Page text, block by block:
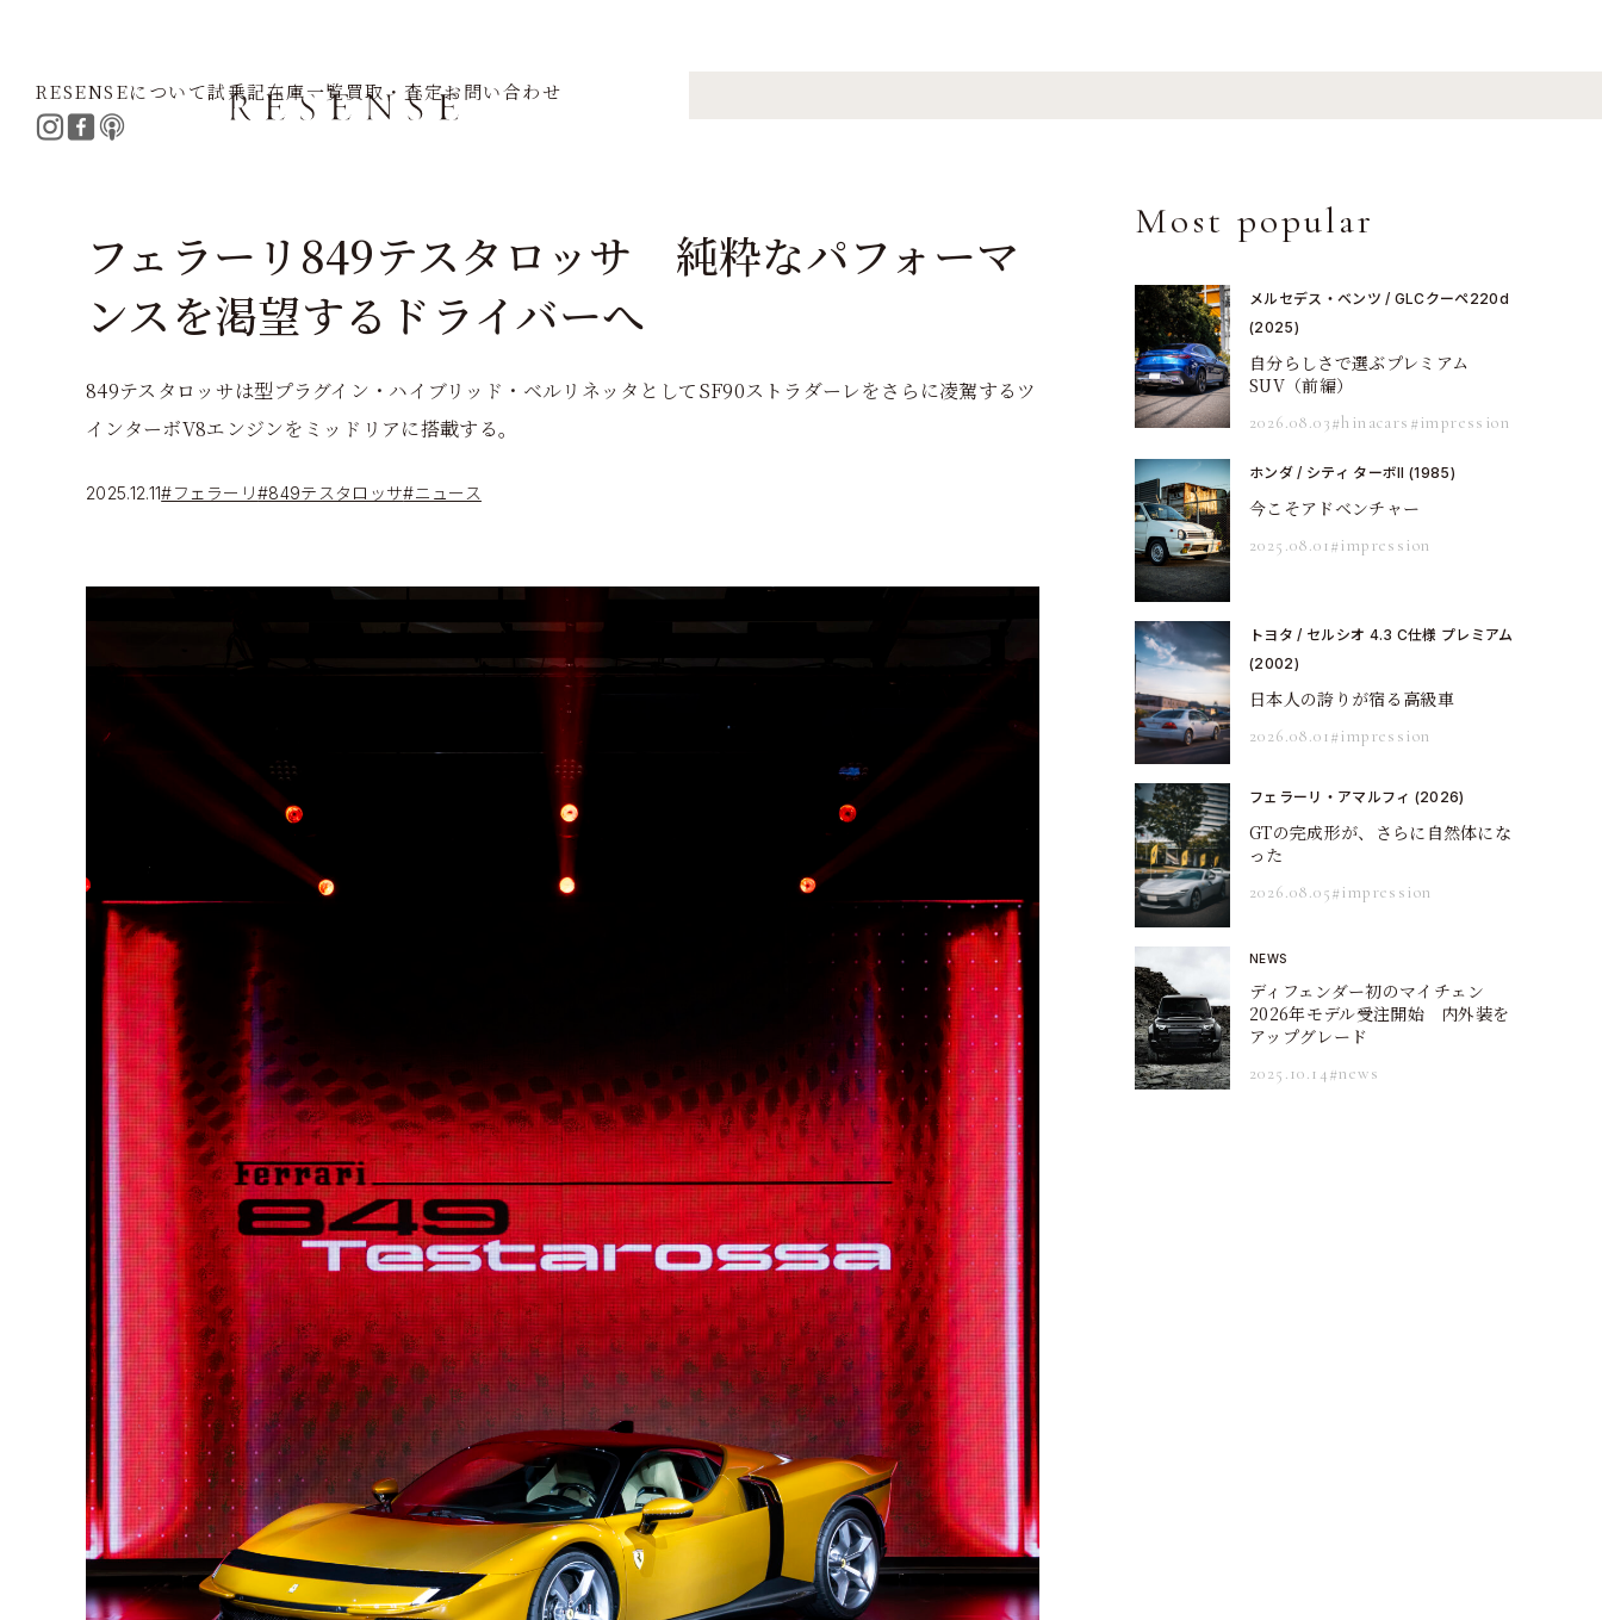
RESENSEについて試乗記在庫一覧買取・査定お問い合わせ
Home Journal フェラーリ 849テスタロッサ
フェラーリ849テスタロッサ 純粋なパフォーマ
ンスを渇望するドライバーへ
849テスタロッサは型プラグイン・ハイブリッド・ベルリネッタとしてSF90ストラダーレをさらに凌駕するツ
インターボV8エンジンをミッドリアに搭載する。
2025.12.11#フェラーリ#849テスタロッサ#ニュース
Most popular
メルセデス・ベンツ / GLCクーペ220d
(2025)
自分らしさで選ぶプレミアム
SUV（前編）
2026.08.03#hinacars #impression
ホンダ / シティ ターボII (1985)
今こそアドベンチャー
2025.08.01 #impression
トヨタ / セルシオ 4.3 C仕様 プレミアム
(2002)
日本人の誇りが宿る高級車
2026.08.01 #impression
フェラーリ・アマルフィ (2026)
GTの完成形が、さらに自然体にな
った
2026.08.05#impression
NEWS
ディフェンダー初のマイチェン
2026年モデル受注開始 内外装を
アップグレード
2025.10.14#news